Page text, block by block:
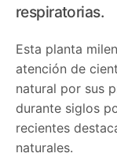
respiratorias.
Esta planta
atención de
natural por sus
durante siglos
recientes
naturales.